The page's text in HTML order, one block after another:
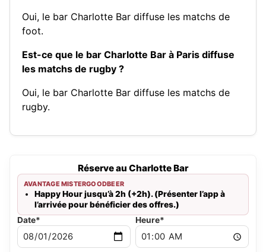
Oui, le bar Charlotte Bar diffuse les matchs de
foot.
Est-ce que le bar Charlotte Bar à Paris diffuse
les matchs de rugby ?
Oui, le bar Charlotte Bar diffuse les matchs de
rugby.
Réserve au Charlotte Bar
AVANTAGE MISTERGOODBEER
Happy Hour jusqu’à 2h (+2h). (Présenter l’app à
l’arrivée pour bénéficier des offres.)
Date*
Heure*